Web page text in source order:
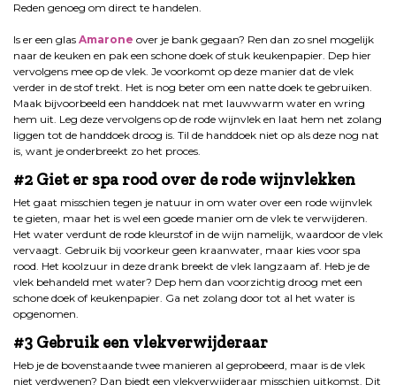
Reden genoeg om direct te handelen.
Is er een glas Amarone over je bank gegaan? Ren dan zo snel mogelijk
naar de keuken en pak een schone doek of stuk keukenpapier. Dep hier
vervolgens mee op de vlek. Je voorkomt op deze manier dat de vlek
verder in de stof trekt. Het is nog beter om een natte doek te gebruiken.
Maak bijvoorbeeld een handdoek nat met lauwwarm water en wring
hem uit. Leg deze vervolgens op de rode wijnvlek en laat hem net zolang
liggen tot de handdoek droog is. Til de handdoek niet op als deze nog nat
is, want je onderbreekt zo het proces.
#2 Giet er spa rood over de rode wijnvlekken
Het gaat misschien tegen je natuur in om water over een rode wijnvlek
te gieten, maar het is wel een goede manier om de vlek te verwijderen.
Het water verdunt de rode kleurstof in de wijn namelijk, waardoor de vlek
vervaagt. Gebruik bij voorkeur geen kraanwater, maar kies voor spa
rood. Het koolzuur in deze drank breekt de vlek langzaam af. Heb je de
vlek behandeld met water? Dep hem dan voorzichtig droog met een
schone doek of keukenpapier. Ga net zolang door tot al het water is
opgenomen.
#3 Gebruik een vlekverwijderaar
Heb je de bovenstaande twee manieren al geprobeerd, maar is de vlek
niet verdwenen? Dan biedt een vlekverwijderaar misschien uitkomst. Dit